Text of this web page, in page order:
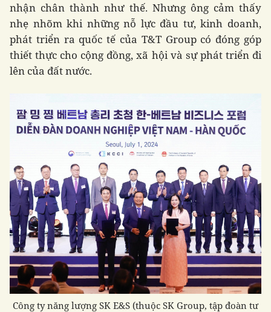
nhận chân thành như thế. Nhưng ông cảm thấy
nhẹ nhõm khi những nỗ lực đầu tư, kinh doanh,
phát triển ra quốc tế của T&T Group có đóng góp
thiết thực cho cộng đồng, xã hội và sự phát triển đi
lên của đất nước.
Công ty năng lượng SK E&S (thuộc SK Group, tập đoàn tư